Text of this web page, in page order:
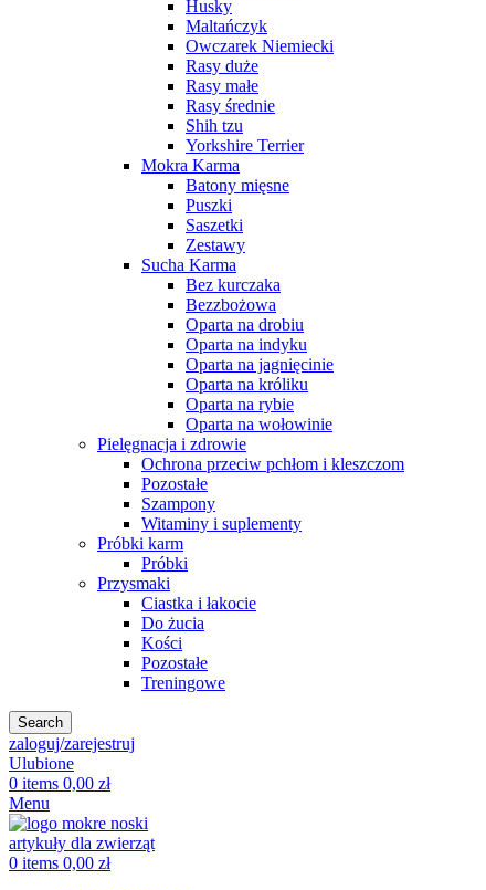
Husky
Maltańczyk
Owczarek Niemiecki
Rasy duże
Rasy małe
Rasy średnie
Shih tzu
Yorkshire Terrier
Mokra Karma
Batony mięsne
Puszki
Saszetki
Zestawy
Sucha Karma
Bez kurczaka
Bezzbożowa
Oparta na drobiu
Oparta na indyku
Oparta na jagnięcinie
Oparta na króliku
Oparta na rybie
Oparta na wołowinie
Pielęgnacja i zdrowie
Ochrona przeciw pchłom i kleszczom
Pozostałe
Szampony
Witaminy i suplementy
Próbki karm
Próbki
Przysmaki
Ciastka i łakocie
Do żucia
Kości
Pozostałe
Treningowe
Search
zaloguj/zarejestruj
Ulubione
0 items 0,00 zł
Menu
0 items 0,00 zł